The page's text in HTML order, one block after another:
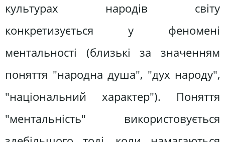
культурах народів світу
конкретизується у феномені
ментальності (близькі за значенням
поняття "народна душа", "дух народу",
"національний характер"). Поняття
"ментальність" використовується